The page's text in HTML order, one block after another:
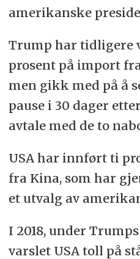
amerikanske
Trump har tidligere
prosent på import
men gikk med på å
pause i 30 dager
avtale med de to
USA har innført ti
fra Kina, som har
et utvalg av
I 2018, under
varslet USA toll på